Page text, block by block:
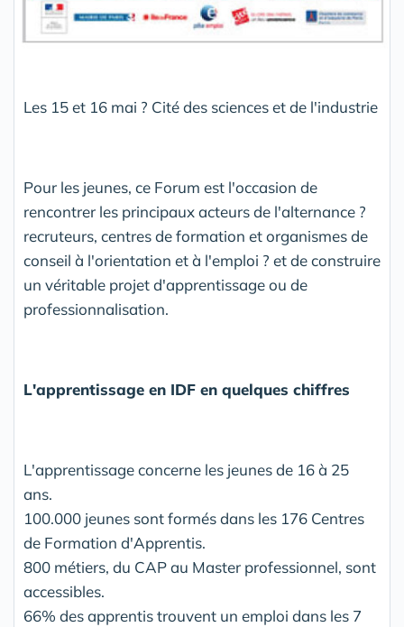
Les 15 et 16 mai ? Cité des sciences et de l'industrie
Pour les jeunes, ce Forum est l'occasion de
rencontrer les principaux acteurs de l'alternance ?
recruteurs, centres de formation et organismes de
conseil à l'orientation et à l'emploi ? et de construire
un véritable projet d'apprentissage ou de
professionnalisation.
L'apprentissage en IDF en quelques chiffres
L'apprentissage concerne les jeunes de 16 à 25
ans.
100.000 jeunes sont formés dans les 176 Centres
de Formation d'Apprentis.
800 métiers, du CAP au Master professionnel, sont
accessibles.
66% des apprentis trouvent un emploi dans les 7